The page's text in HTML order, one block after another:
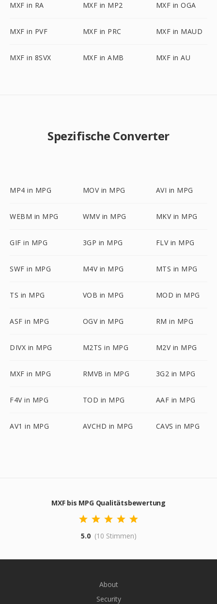
MXF in RA MXF in MP2 MXF in OGA
MXF in PVF MXF in PRC MXF in MAUD
MXF in 8SVX MXF in AMB MXF in AU
Spezifische Converter
MP4 in MPG MOV in MPG AVI in MPG
WEBM in MPG WMV in MPG MKV in MPG
GIF in MPG 3GP in MPG FLV in MPG
SWF in MPG M4V in MPG MTS in MPG
TS in MPG VOB in MPG MOD in MPG
ASF in MPG OGV in MPG RM in MPG
DIVX in MPG M2TS in MPG M2V in MPG
MXF in MPG RMVB in MPG 3G2 in MPG
F4V in MPG TOD in MPG AAF in MPG
AV1 in MPG AVCHD in MPG CAVS in MPG
MXF bis MPG Qualitätsbewertung
5.0 (10 Stimmen)
About
Security